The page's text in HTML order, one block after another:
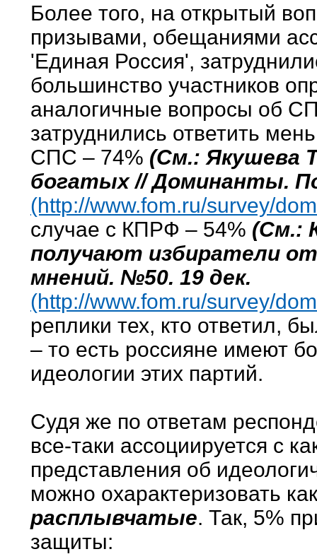
Более того, на открытый
призывами, обещаниями
'Единая Россия',
большинство участников
аналогичные вопросы об
затруднились ответить
СПС – 74% (См.: Якушева
богатых // Доминанты.
(http://www.fom.ru/survey/
случае с КПРФ – 54% (См.:
получают избиратели
мнений. №50. 19 дек.
(http://www.fom.ru/survey/
реплики тех, кто ответил,
– то есть россияне имеют
идеологии этих партий.
Судя же по ответам
все-таки ассоциируется с
представления об
можно охарактеризовать
расплывчатые. Так, 5%
защиты: